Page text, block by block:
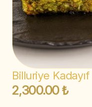
Billuriye Kadayıf
2,300.00 ₺